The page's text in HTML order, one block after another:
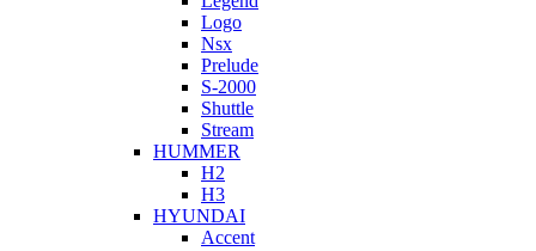
Logo
Nsx
Prelude
S-2000
Shuttle
Stream
HUMMER
H2
H3
HYUNDAI
Accent